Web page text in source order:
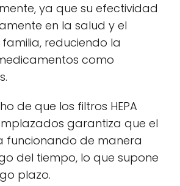
ya que su efectividad
en la salud y el
reduciendo la
como
de que los filtros HEPA
garantiza que el
funcionando de manera
del tiempo, lo que supone
plazo.